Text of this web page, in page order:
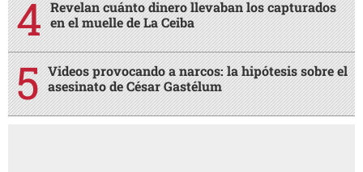
Revelan cuánto dinero llevaban los capturados
en el muelle de La Ceiba
Videos provocando a narcos: la hipótesis sobre el
asesinato de César Gastélum